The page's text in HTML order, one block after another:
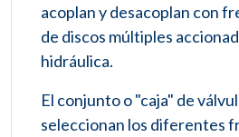
acoplan y desacoplan con
de discos múltiples
hidráulica.
El conjunto o "caja" de
seleccionan los diferentes